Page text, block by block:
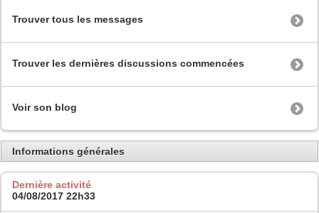
Trouver tous les messages
Trouver les dernières discussions commencées
Voir son blog
Informations générales
Dernière activité
04/08/2017 22h33